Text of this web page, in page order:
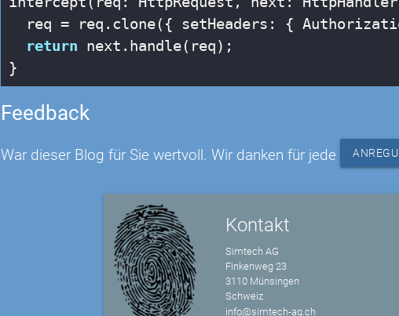
  req = req.clone({
setHeaders : {
return next.handle(req);
}
Feedback
War dieser Blog für Sie wertvoll. Wir danken für jede
Kontakt
Simtech AG
Finkenweg 23
3110 Münsingen
Schweiz
info@simtech-ag.ch